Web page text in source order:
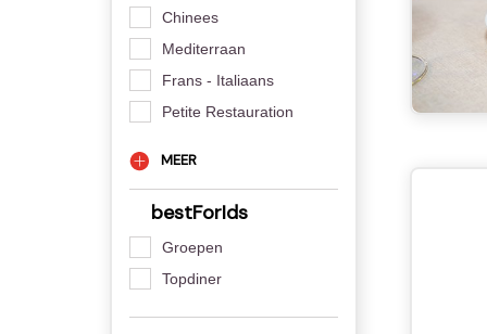
Chinees
Mediterraan
Frans - Italiaans
Petite Restauration
MEER
bestForIds
Groepen
Topdiner